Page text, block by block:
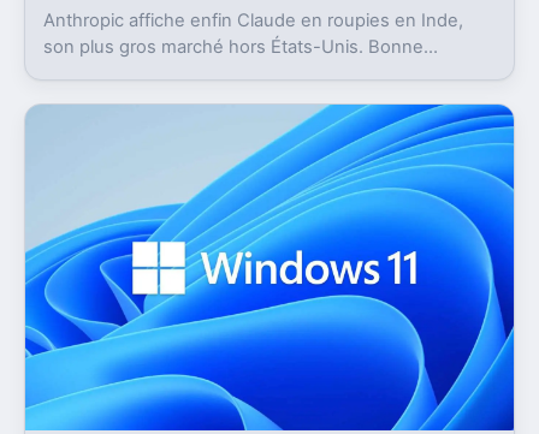
Anthropic affiche enfin Claude en roupies en Inde,
son plus gros marché hors États-Unis. Bonne
abonnements.